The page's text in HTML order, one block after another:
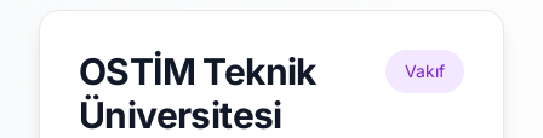
OSTİM Teknik
Üniversitesi
Vakıf